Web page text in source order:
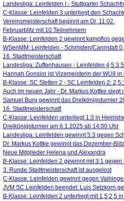
Landesliga: Leinfelden I - Stuttgarter
C-Klasse: Leinfelden 3 unterliegt den
Vereinsmeisterschaft beginnt am Di, 11.02.
Februarblitz mit 10 Teilnehmern
B-Klasse: Leinfelden 2 gewinnt kampflos
WSenMM: Leinfelden - Schmiden/Cannstatt
16. Stadtmeisterschaft
Landesliga: Zuffenhausen - Leinfelden 4,5:3,5
Hannah Gonsior ist Vizemeisterin der WU8 in
B-Klasse: SC Stetten 2 - SC Leinfelden 2:
Auch im neuen Jahr - Dr. Markus Kottke
Samuel Burg gewinnt das Dreikönigsturnier
16. Stadtmeisterschaft
C-Klasse: Leinfelden unterliegt 1:3 in
Dreikönigsturnier am 6.1.2025 ab 14:00 Uhr
Landesliga: Leinfelden gewinnt 5:3 gegen
Dr. Markus Kottke gewinnt das Dezember-
Neue Mitglieder Helena und Alexandra
B-Klasse: Leinfelden 2 gewinnt mit 3:1
3. Runde Stadtmeisterschaft ist ausgelost
C-Klasse: Leinfelden gewinnt gegen
JVM SC Leinfelden beendet: Luis Setzkorn
B-Klasse: Leinfelden 2 unterliegt mit 1,5;2,5